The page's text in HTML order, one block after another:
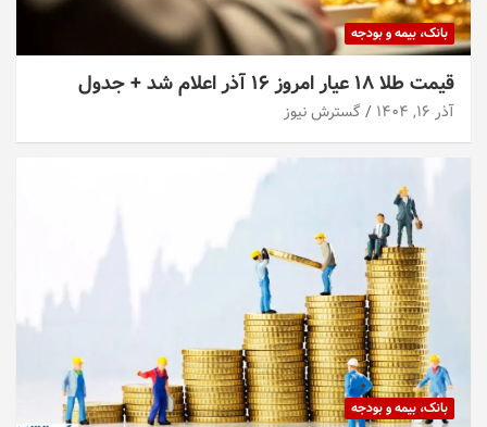
بانک، بیمه و بودجه
قیمت طلا ۱۸ عیار امروز ۱۶ آذر اعلام شد + جدول
آذر ۱۶, ۱۴۰۴ گسترش نیوز
بانک، بیمه و بودجه